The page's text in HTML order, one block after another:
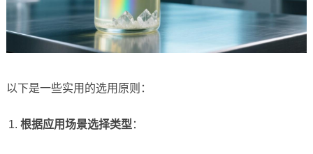
以下是一些实用的选用原则：
根据应用场景选择类型 ：